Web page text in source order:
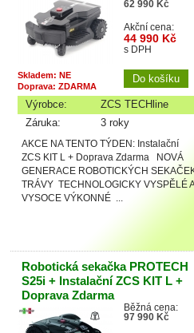
62 990 Kč
Akční cena:
44 990 Kč
s DPH
Skladem: NE
Doprava: ZDARMA
Výrobce:
ZCS TECHline
Záruka:
3 roky
AKCE NA TENTO TÝDEN: Instalační
ZCS KIT L + Doprava Zdarma NOVÁ
GENERACE ROBOTICKÝCH
TRÁVY TECHNOLOGICKY VYSPĚLÉ A
VYSOCE VÝKONNÉ ...
Robotická sekačka PROTECH
S25i + Instalační ZCS KIT L +
Doprava Zdarma
Běžná cena:
97 990 Kč